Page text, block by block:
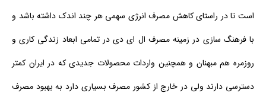
است تا در راستای کاهش مصرف انرژی سهمی هر چند اندک داشته باشد و
با فرهنگ سازی در زمینه مصرف ال ای دی در تمامی ابعاد زندگی کاری و
روزمره هم مبهنان و همچنین واردات محصولات جدیدی که در ایران کمتر
دسترسی دارند ولی در خارج از کشور مصرف بسیاری دارد به بهبود مصرف